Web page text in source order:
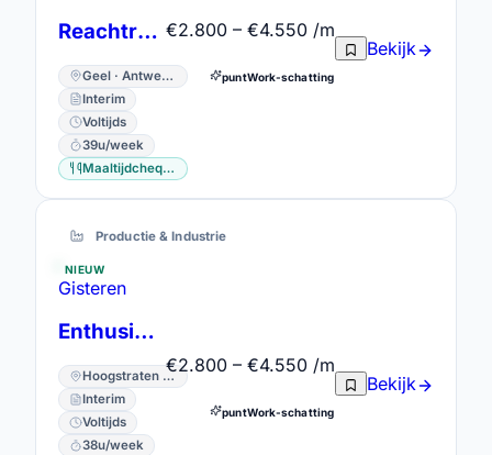
Reachtruckchauffeur
Geel · Antwerpen
Interim
Voltijds
39u/week
Maaltijdcheques
€2.800 – €4.550 /m
puntWork-schatting
Bekijk
Productie & Industrie
NIEUW
Gisteren
Enthusiastic operators
Hoogstraten · Antwerpen
Interim
Voltijds
38u/week
€2.800 – €4.550 /m
puntWork-schatting
Bekijk